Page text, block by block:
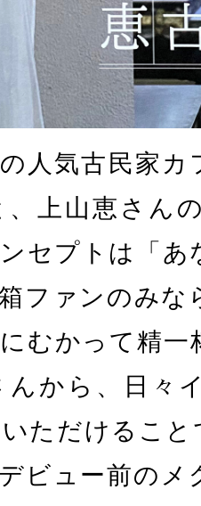
人気古民家カ
、上山恵さん
セプトは「
ファンのみな
むかって精
んから、日々
ただけるこ
ビュー前のメ